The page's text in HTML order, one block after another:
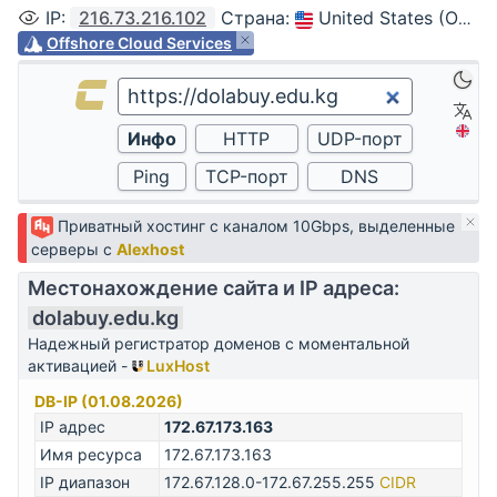
IP: 216.73.216.102 Страна: United States (Ohio, Columbus)
Offshore Cloud Services
Приватный хостинг с каналом 10Gbps, выделенные
серверы с Alexhost
Местонахождение сайта и IP адреса:
dolabuy.edu.kg
Надежный регистратор доменов с моментальной
активацией -
LuxHost
DB-IP (01.08.2026)
IP адрес
172.67.173.163
Имя ресурса
172.67.173.163
IP диапазон
172.67.128.0-172.67.255.255 CIDR